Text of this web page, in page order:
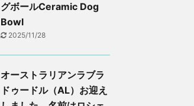
グボールCeramic Dog
Bowl
2025/11/28
オーストラリアンラブラ
ドゥードル（AL）お迎え